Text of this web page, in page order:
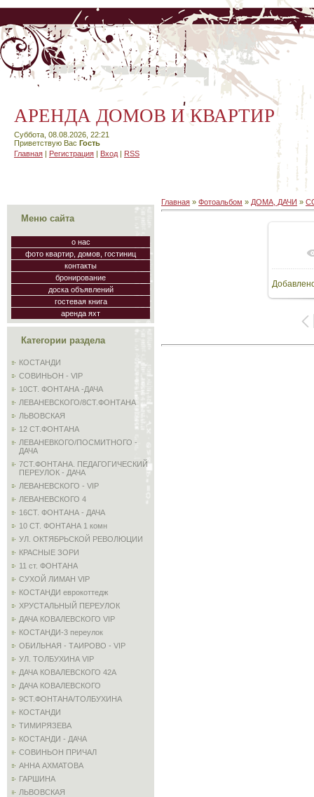
АРЕНДА ДОМОВ И КВАРТИР
Суббота, 08.08.2026, 22:21
Приветствую Вас Гость
Главная | Регистрация | Вход | RSS
Меню сайта
о нас
фото квартир, домов, гостиниц
контакты
бронирование
доска объявлений
гостевая книга
аренда яхт
Категории раздела
КОСТАНДИ
СОВИНЬОН - VIP
10СТ. ФОНТАНА -ДАЧА
ЛЕВАНЕВСКОГО/8СТ.ФОНТАНА
ЛЬВОВСКАЯ
12 СТ.ФОНТАНА
ЛЕВАНЕВКОГО/ПОСМИТНОГО -
ДАЧА
7СТ.ФОНТАНА. ПЕДАГОГИЧЕСКИЙ
ПЕРЕУЛОК - ДАЧА
ЛЕВАНЕВСКОГО - VIP
ЛЕВАНЕВСКОГО 4
16СТ. ФОНТАНА - ДАЧА
10 СТ. ФОНТАНА 1 комн
УЛ. ОКТЯБРЬСКОЙ РЕВОЛЮЦИИ
КРАСНЫЕ ЗОРИ
11 ст. ФОНТАНА
СУХОЙ ЛИМАН VIP
КОСТАНДИ еврокоттедж
ХРУСТАЛЬНЫЙ ПЕРЕУЛОК
ДАЧА КОВАЛЕВСКОГО VIP
КОСТАНДИ-3 переулок
ОБИЛЬНАЯ - ТАИРОВО - VIP
УЛ. ТОЛБУХИНА VIP
ДАЧА КОВАЛЕВСКОГО 42А
ДАЧА КОВАЛЕВСКОГО
9СТ.ФОНТАНА/ТОЛБУХИНА
КОСТАНДИ
ТИМИРЯЗЕВА
КОСТАНДИ - ДАЧА
СОВИНЬОН ПРИЧАЛ
АННА АХМАТОВА
ГАРШИНА
ЛЬВОВСКАЯ
Главная » Фотоальбом » ДОМА, ДАЧИ »